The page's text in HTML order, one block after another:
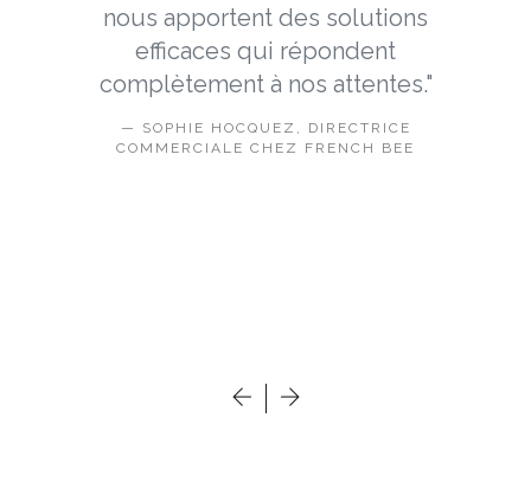
nous apportent des solutions
efficaces qui répondent
complètement à nos attentes."
SOPHIE HOCQUEZ, DIRECTRICE
COMMERCIALE CHEZ FRENCH BEE